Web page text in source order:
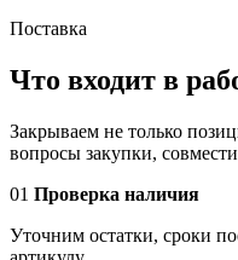
Поставка
Что входит в
Закрываем не только
вопросы закупки,
01 Проверка наличия
Уточним остатки, сроки